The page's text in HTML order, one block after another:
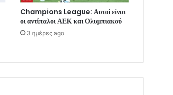
Champions League: Αυτοί είναι
οι αντίπαλοι ΑΕΚ και Ολυμπιακού
3 ημέρες ago